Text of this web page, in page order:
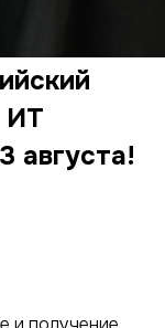
ИТ
августа!